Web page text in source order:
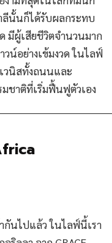
ลีนั้นก็ได้รับผลกระทบ
มีผู้เสียชีวิตจำนวนมาก
น์อย่างเข้มงวด ในไลฟ์
วนิสทั้งถนนและ
ชาติที่เริ่มฟื้นฟูตัวเอง
นไปแล้ว ในไลฟ์นี้เรา